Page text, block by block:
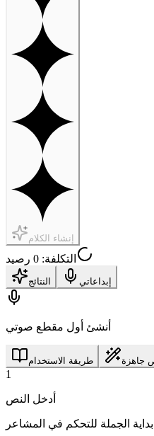
إنشاء الكلام
التكلفة: 0 رصيد
النتائج إبداعاتي
أنشئ أول مقطع صوتي
طريقة الاستخدام جاهزة
1
أدخل النص
الجملة للتحكم في المشاعر